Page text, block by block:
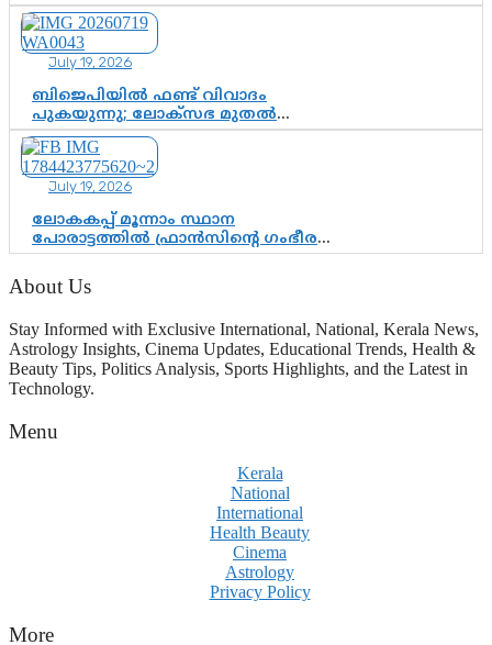
ചെന്നിത്തല; ആർ. ഹരികുമാറിന്റെ
സപ്തതി ആഘോഷങ്ങൾക്ക്
പ്രൗഢമായ തുടക്കം
July 19, 2026
ബിജെപിയിൽ ഫണ്ട് വിവാദം
പുകയുന്നു; ലോക്സഭ മുതൽ
നിയമസഭ വരെ 140 മണ്ഡലങ്ങളിലെ
ഫണ്ട് വിനിയോഗം
പരിശോധിക്കുമോ? കേന്ദ്രത്തിനും
ആർഎസ്എസിനും കേരള
ഘടകത്തോട് അതൃപ്തി
July 19, 2026
ലോകകപ്പ് മൂന്നാം സ്ഥാന
പോരാട്ടത്തിൽ ഫ്രാൻസിന്റെ ഗംഭീര
തിരിച്ചുവരവ്; ഗോൾവേട്ടയിൽ
മെസ്സിയെ മറികടന്ന് എംബാപ്പെ
About Us
Stay Informed with Exclusive International, National, Kerala News,
Astrology Insights, Cinema Updates, Educational Trends, Health &
Beauty Tips, Politics Analysis, Sports Highlights, and the Latest in
Technology.
Menu
Kerala
National
International
Health Beauty
Cinema
Astrology
Privacy Policy
More